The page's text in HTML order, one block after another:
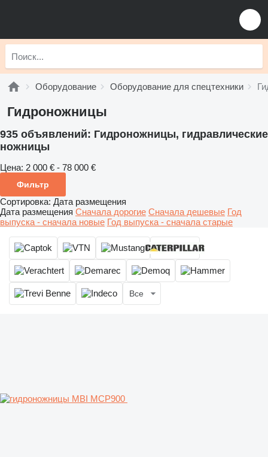
Оборудование Оборудование для спецтехники
Гидроножницы
935 объявлений: Гидроножницы, гидравлические
ножницы
Цена: 2 000 € - 78 000 €
Фильтр
Сортировка: Дата размещения
Дата размещения Сначала дорогие Сначала дешевые Год
выпуска - сначала новые Год выпуска - сначала старые
Все